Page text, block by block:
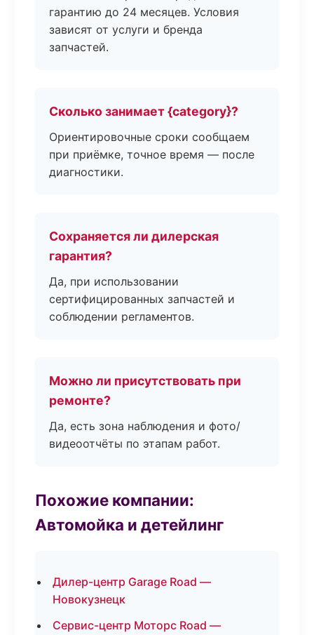
гарантию до 24 месяцев. Условия
зависят от услуги и бренда
запчастей.
Сколько занимает {category}?
Ориентировочные сроки сообщаем
при приёмке, точное время — после
диагностики.
Сохраняется ли дилерская
гарантия?
Да, при использовании
сертифицированных запчастей и
соблюдении регламентов.
Можно ли присутствовать при
ремонте?
Да, есть зона наблюдения и фото/
видеоотчёты по этапам работ.
Похожие компании:
Автомойка и детейлинг
Дилер-центр Garage Road —
Новокузнецк
Сервис-центр Моторс Road —